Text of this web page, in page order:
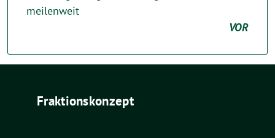
meilenweit
VOR
Fraktionskonzept